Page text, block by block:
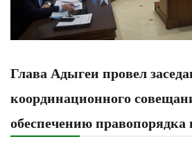
Глава Адыгеи провел
координационного
обеспечению правопорядка